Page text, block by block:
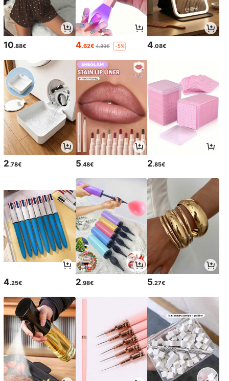
10.88€ 4.62€ 4.89€ -5% 4.08€
2.78€ 5.48€ 2.85€
4.25€ 2.98€ 5.27€